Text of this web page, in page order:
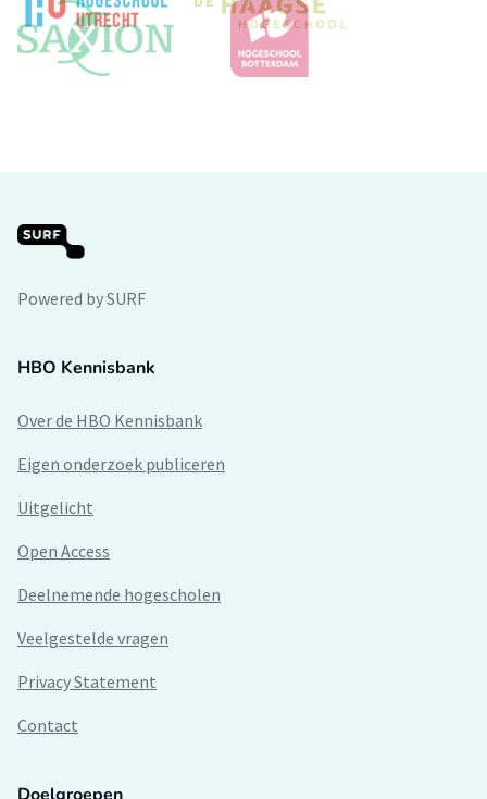
Powered by SURF
HBO Kennisbank
Over de HBO Kennisbank
Eigen onderzoek publiceren
Uitgelicht
Open Access
Deelnemende hogescholen
Veelgestelde vragen
Privacy Statement
Contact